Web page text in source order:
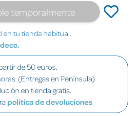
temporalmente
tu tienda habitual.
de 50 euros.
(Entregas en Península)
en tienda gratis.
política de devoluciones